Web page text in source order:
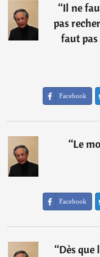
“Il ne
pas
faut pas
Facebook
“Le
Facebook
“Dès